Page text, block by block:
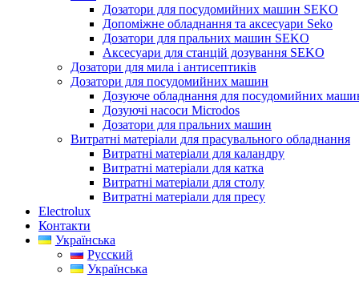
Дозатори для посудомийних машин SEKO
Допоміжне обладнання та аксесуари Seko
Дозатори для пральних машин SEKO
Аксесуари для станцій дозування SEKO
Дозатори для мила і антисептиків
Дозатори для посудомийних машин
Дозуюче обладнання для посудомийних
Дозуючі насоси Microdos
Дозатори для пральних машин
Витратні матеріали для прасувального обладнання
Витратні матеріали для каландру
Витратні матеріали для катка
Витратні матеріали для столу
Витратні матеріали для пресу
Electrolux
Контакти
Українська
Русский
Українська